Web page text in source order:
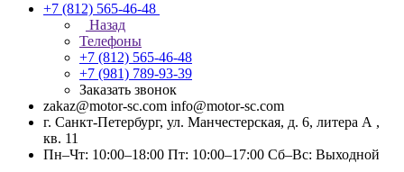
+7 (812) 565-46-48
Назад
Телефоны
+7 (812) 565-46-48
+7 (981) 789-93-39
Заказать звонок
zakaz@motor-sc.com info@motor-sc.com
г. Санкт-Петербург, ул. Манчестерская, д. 6, литера А ,
кв. 11
Пн–Чт: 10:00–18:00 Пт: 10:00–17:00 Сб–Вс: Выходной